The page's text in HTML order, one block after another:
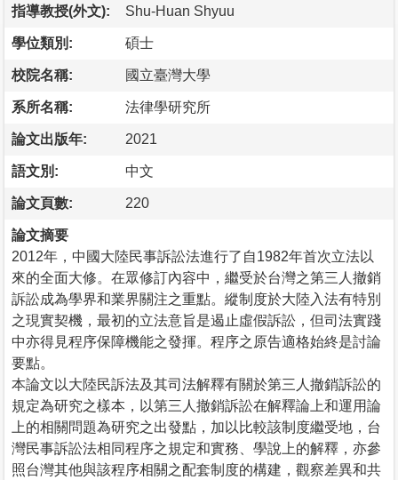
指導教授(外文): Shu-Huan Shyuu
學位類別: 碩士
校院名稱: 國立臺灣大學
系所名稱: 法律學研究所
論文出版年: 2021
語文別: 中文
論文頁數: 220
論文摘要
2012年，中國大陸民事訴訟法進行了自1982年首次立法以
來的全面大修。在眾修訂內容中，繼受於台灣之第三人撤銷
訴訟成為學界和業界關注之重點。縱制度於大陸入法有特別
之現實契機，最初的立法意旨是遏止虛假訴訟，但司法實踐
中亦得見程序保障機能之發揮。程序之原告適格始終是討論
要點。
本論文以大陸民訴法及其司法解釋有關於第三人撤銷訴訟的
規定為研究之樣本，以第三人撤銷訴訟在解釋論上和運用論
上的相關問題為研究之出發點，加以比較該制度繼受地，台
灣民事訴訟法相同程序之規定和實務、學說上的解釋，亦參
照台灣其他與該程序相關之配套制度的構建，觀察差異和共